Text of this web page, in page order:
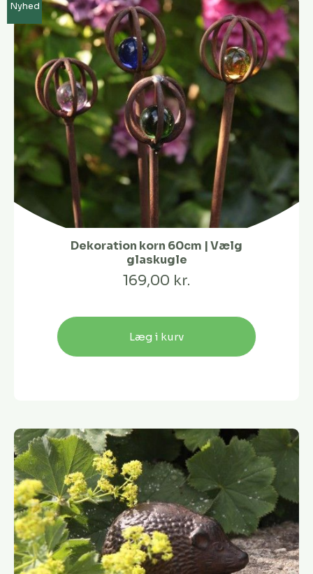
Nyhed
Dekoration korn 60cm | Vælg
glaskugle
169,00 kr.
Læg i kurv